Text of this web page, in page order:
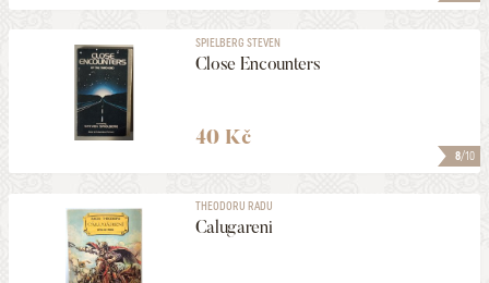
8/10
SPIELBERG STEVEN
Close Encounters
40 Kč
THEODORU RADU
Calugareni